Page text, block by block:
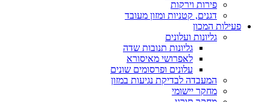
פירות וירקות
דגנים, קטניות ומזון מעובד
פעילות המכון
גליונות ועלונים
גליונות תנובות שדה
לאפרושי מאיסורא
עלונים ופרסומים שונים
המעבדה לבדיקת נגיעות במזון
מחקר יישומי